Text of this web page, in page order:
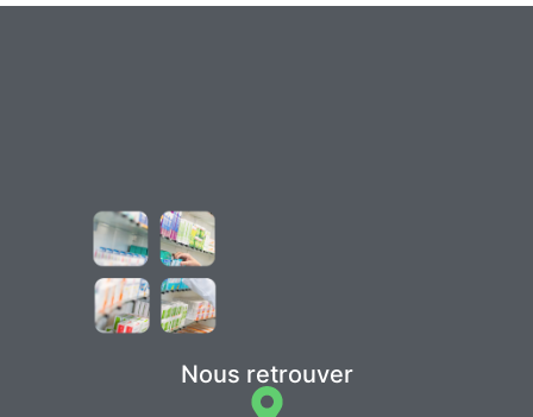
Nous retrouver